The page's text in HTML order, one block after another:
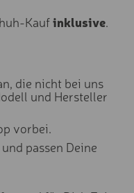
EINKAUFSGUTSCHEIN
Kaufinklusive.
die nicht bei uns
und Hersteller
vorbei.
passen Deine